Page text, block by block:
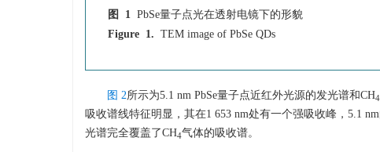
图 1 PbSe量子点光在透射电镜下的形貌
Figure 1. TEM image of PbSe QDs
图 2所示为5.1 nm PbSe量子点近红外光源的发光谱和CH4
吸收谱线特征明显，其在1 653 nm处有一个强吸收峰，5.1
光谱完全覆盖了CH4气体的吸收谱。